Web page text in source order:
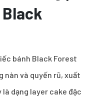
bánh Black Forest
nàn và quyến rũ, xuất
dạng layer cake đặc